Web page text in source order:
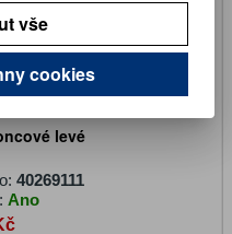
levé
40269111
Ano
vše
cookies